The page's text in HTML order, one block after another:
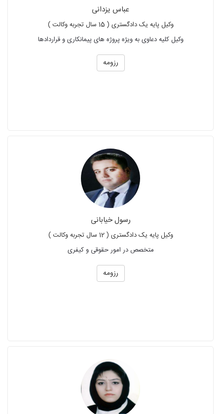
عباس یزدانی
وکیل پایه یک دادگستری ( 15 سال تجربه وکالت )
وکیل کلیه دعاوی به ویژه پروژه های پیمانکاری و قراردادها
رزومه
رسول خیابانی
وکیل پایه یک دادگستری ( 12 سال تجربه وکالت )
متخصص در امور حقوقی و کیفری
رزومه